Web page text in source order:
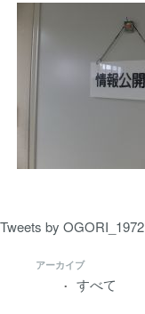
Tweets by OGORI_1972
アーカイブ
すべて